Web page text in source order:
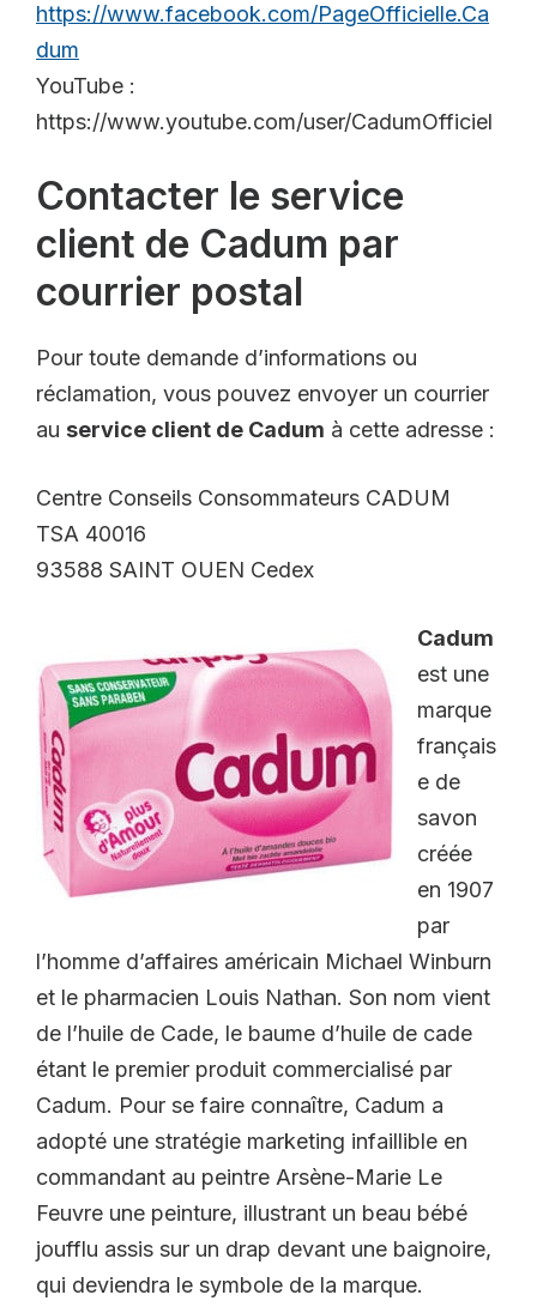
https://www.facebook.com/PageOfficielle.Ca
dum
YouTube :
https://www.youtube.com/user/CadumOfficiel
Contacter le service
client de Cadum par
courrier postal
Pour toute demande d’informations ou
réclamation, vous pouvez envoyer un courrier
au service client de Cadum à cette adresse :
Centre Conseils Consommateurs CADUM
TSA 40016
93588 SAINT OUEN Cedex
Cadum
est une
marque
français
e de
savon
créée
en 1907
par
l’homme d’affaires américain Michael Winburn
et le pharmacien Louis Nathan. Son nom vient
de l’huile de Cade, le baume d’huile de cade
étant le premier produit commercialisé par
Cadum. Pour se faire connaître, Cadum a
adopté une stratégie marketing infaillible en
commandant au peintre Arsène-Marie Le
Feuvre une peinture, illustrant un beau bébé
joufflu assis sur un drap devant une baignoire,
qui deviendra le symbole de la marque.